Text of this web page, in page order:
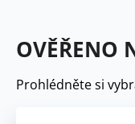
OVĚŘENO
Prohlédněte si